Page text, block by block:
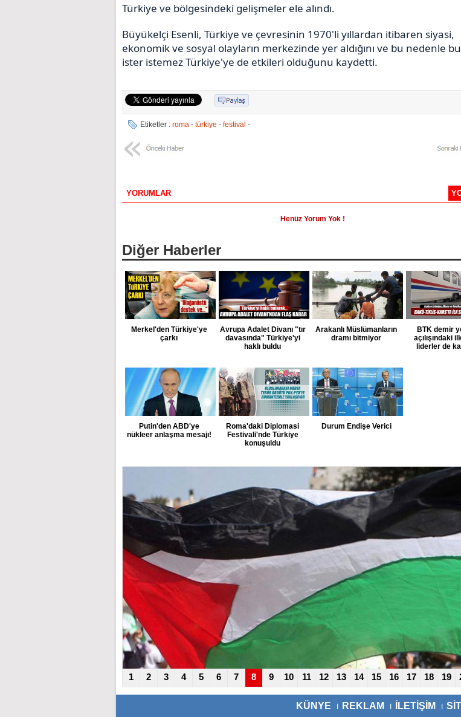
Türkiye ve bölgesindeki gelişmeler ele alındı.
Büyükelçi Esenli, Türkiye ve çevresinin 1970'li yıllardan itibaren siyasi,
ekonomik ve sosyal olayların merkezinde yer aldığını ve bu nedenle
ister istemez Türkiye'ye de etkileri olduğunu kaydetti.
Etiketler : roma - türkiye - festival -
YORUMLAR
Henüz Yorum Yok !
Diğer Haberler
Merkel'den Türkiye'ye
çarkı
Avrupa Adalet Divanı "tır
davasında" Türkiye'yi
haklı buldu
Arakanlı Müslümanların
dramı bitmiyor
BTK demir
açılışındaki
liderler de
Putin'den ABD'ye
nükleer anlaşma mesajı!
Roma'daki Diplomasi
Festivali'nde Türkiye
konuşuldu
Durum Endişe Verici
1 2 3 4 5 6 7 8 9 10 11 12 13 14 15 16 17 18 19
KÜNYE REKLAM İLETİŞİM